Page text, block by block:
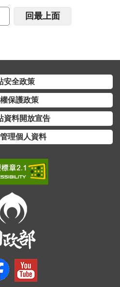
回最上面
安全政策
保護政策
資料開放宣告
理個人資料